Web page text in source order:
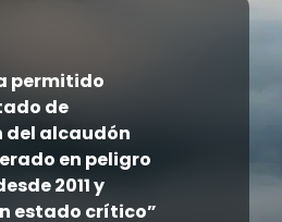
permitido
de
del alcaudón
en peligro
2011 y
estado crítico”